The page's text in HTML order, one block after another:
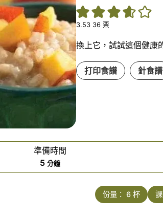
3.53 36 票
換上它，試試這個健康
打印食譜 針食譜
準備時間
5分
鐘
分鐘
份量： 6 杯